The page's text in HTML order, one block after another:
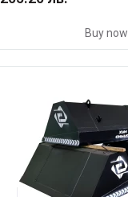
Buy now